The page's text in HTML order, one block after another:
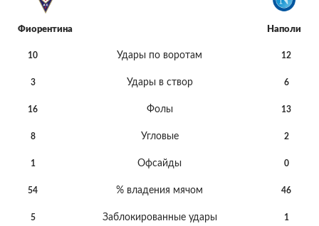
Фиорентина Наполи
10 Удары по воротам 12
3 Удары в створ 6
16 Фолы 13
8 Угловые 2
1 Офсайды 0
54 % владения мячом 46
5 Заблокированные удары 1